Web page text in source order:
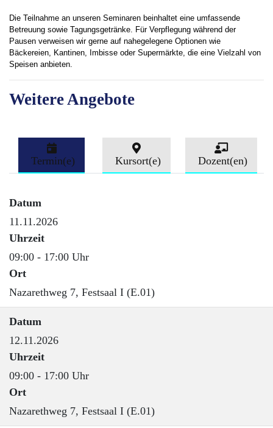
Die Teilnahme an unseren Seminaren beinhaltet eine umfassende
Betreuung sowie Tagungsgetränke. Für Verpflegung während der
Pausen verweisen wir gerne auf nahegelegene Optionen wie
Bäckereien, Kantinen, Imbisse oder Supermärkte, die eine Vielzahl von
Speisen anbieten.
Weitere Angebote
Termin(e) Kursort(e) Dozent(en)
Datum
11.11.2026
Uhrzeit
09:00 - 17:00 Uhr
Ort
Nazarethweg 7, Festsaal I (E.01)
Datum
12.11.2026
Uhrzeit
09:00 - 17:00 Uhr
Ort
Nazarethweg 7, Festsaal I (E.01)